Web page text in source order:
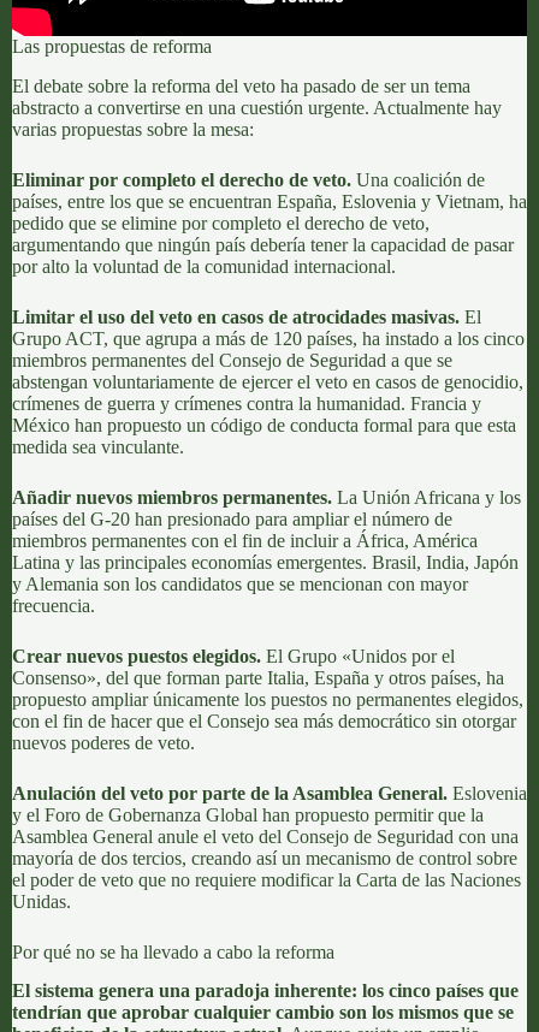
Las propuestas de reforma
El debate sobre la reforma del veto ha pasado de ser un tema
abstracto a convertirse en una cuestión urgente. Actualmente hay
varias propuestas sobre la mesa:
Eliminar por completo el derecho de veto. Una coalición de
países, entre los que se encuentran España, Eslovenia y Vietnam, ha
pedido que se elimine por completo el derecho de veto,
argumentando que ningún país debería tener la capacidad de pasar
por alto la voluntad de la comunidad internacional.
Limitar el uso del veto en casos de atrocidades masivas. El
Grupo ACT, que agrupa a más de 120 países, ha instado a los cinco
miembros permanentes del Consejo de Seguridad a que se
abstengan voluntariamente de ejercer el veto en casos de genocidio,
crímenes de guerra y crímenes contra la humanidad. Francia y
México han propuesto un código de conducta formal para que esta
medida sea vinculante.
Añadir nuevos miembros permanentes. La Unión Africana y los
países del G-20 han presionado para ampliar el número de
miembros permanentes con el fin de incluir a África, América
Latina y las principales economías emergentes. Brasil, India, Japón
y Alemania son los candidatos que se mencionan con mayor
frecuencia.
Crear nuevos puestos elegidos. El Grupo «Unidos por el
Consenso», del que forman parte Italia, España y otros países, ha
propuesto ampliar únicamente los puestos no permanentes elegidos,
con el fin de hacer que el Consejo sea más democrático sin otorgar
nuevos poderes de veto.
Anulación del veto por parte de la Asamblea General. Eslovenia
y el Foro de Gobernanza Global han propuesto permitir que la
Asamblea General anule el veto del Consejo de Seguridad con una
mayoría de dos tercios, creando así un mecanismo de control sobre
el poder de veto que no requiere modificar la Carta de las Naciones
Unidas.
Por qué no se ha llevado a cabo la reforma
El sistema genera una paradoja inherente: los cinco países que
tendrían que aprobar cualquier cambio son los mismos que se